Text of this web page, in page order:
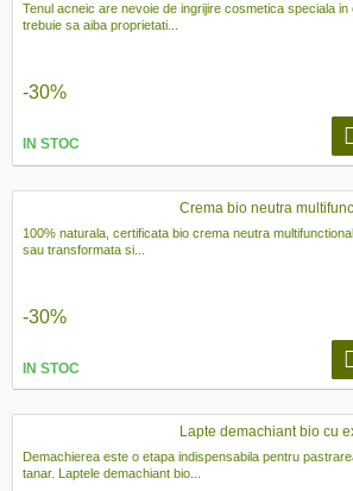
Tenul acneic are nevoie de ingrijire cosmetica speciala
trebuie sa aiba proprietati...
-30%
IN STOC
Crema bio neutra
100% naturala, certificata bio crema neutra
sau transformata si...
-30%
IN STOC
Lapte demachiant bio cu
Demachierea este o etapa indispensabila pentru
tanar. Laptele demachiant bio...